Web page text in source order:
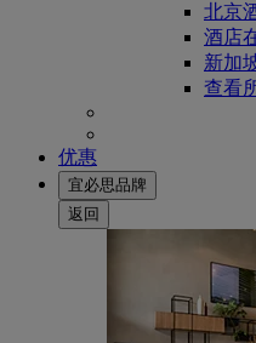
北京
酒店
新加
查看
优惠
宜必思品牌
返回